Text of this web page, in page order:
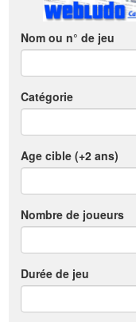
Nom ou n° de jeu
Catégorie
Age cible (+2 ans)
Nombre de joueurs
Durée de jeu